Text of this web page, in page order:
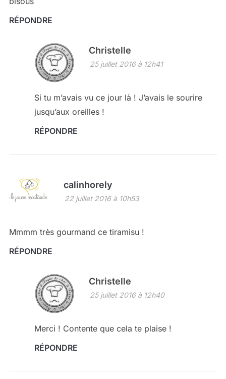
RÉPONDRE
Christelle
25 juillet 2016 à 12h41
Si tu m’avais vu ce jour là ! J’avais le sourire
jusqu’aux oreilles !
RÉPONDRE
calinhorely
22 juillet 2016 à 10h53
Mmmm très gourmand ce tiramisu !
RÉPONDRE
Christelle
25 juillet 2016 à 12h40
Merci ! Contente que cela te plaise !
RÉPONDRE